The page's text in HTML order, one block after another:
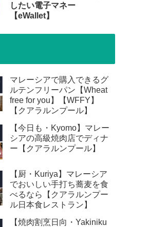
したい電子マネー
【eWallet】
マレーシアで購入できるグ
ルテンフリーパン【Wheat
free for you】【WFFY】
【クアラルンプール】
【今日も・Kyomo】マレー
シアの高級焼肉店でディナ
ー【クアラルンプール】
【厨・Kuriya】マレーシア
でおいしい手打ち蕎麦を食
べるなら【クアラルンプー
ル日本食レストラン】
【焼肉割烹日向・Yakiniku